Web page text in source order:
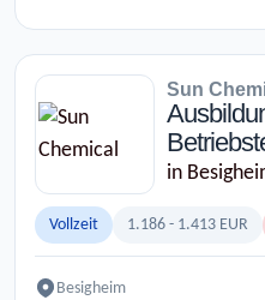
Sun
in
Vollzeit 1.186 - 1.413 EUR
Besigheim